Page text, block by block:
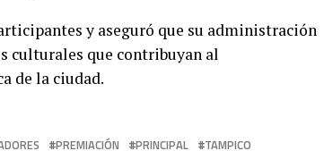
y aseguró que su administración
culturales que contribuyan al
de la ciudad.
PREMIACIÓN PRINCIPAL TAMPICO